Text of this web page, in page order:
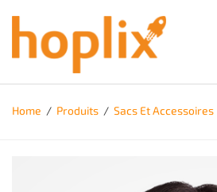
Home / Produits / Sacs Et Accessoires